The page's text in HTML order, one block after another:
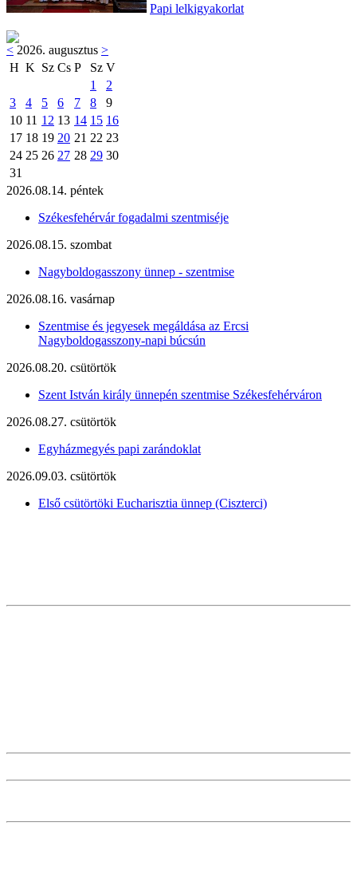
Papi lelkigyakorlat
< 2026. augusztus >
H K Sz Cs P Sz V
1
2
3
4 5 6 7 8
9
10 11 12 13 14 15 16
17 18 19 20 21 22 23
24 25 26 27 28 29 30
31
2026.08.14. péntek
Székesfehérvár fogadalmi szentmiséje
2026.08.15. szombat
Nagyboldogasszony ünnep - szentmise
2026.08.16. vasárnap
Szentmise és jegyesek megáldása az Ercsi
Nagyboldogasszony-napi búcsún
2026.08.20. csütörtök
Szent István király ünnepén szentmise Székesfehérváron
2026.08.27. csütörtök
Egyházmegyés papi zarándoklat
2026.09.03. csütörtök
Első csütörtöki Eucharisztia ünnep (Ciszterci)